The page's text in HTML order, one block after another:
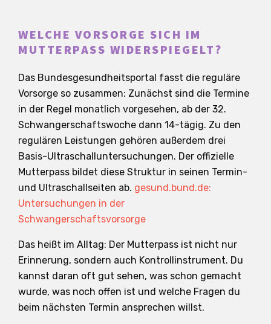
WELCHE VORSORGE SICH IM
MUTTERPASS WIDERSPIEGELT?
Das Bundesgesundheitsportal fasst die reguläre
Vorsorge so zusammen: Zunächst sind die Termine
in der Regel monatlich vorgesehen, ab der 32.
Schwangerschaftswoche dann 14-tägig. Zu den
regulären Leistungen gehören außerdem drei
Basis-Ultraschalluntersuchungen. Der offizielle
Mutterpass bildet diese Struktur in seinen Termin-
und Ultraschallseiten ab. gesund.bund.de:
Untersuchungen in der
Schwangerschaftsvorsorge
Das heißt im Alltag: Der Mutterpass ist nicht nur
Erinnerung, sondern auch Kontrollinstrument. Du
kannst daran oft gut sehen, was schon gemacht
wurde, was noch offen ist und welche Fragen du
beim nächsten Termin ansprechen willst.